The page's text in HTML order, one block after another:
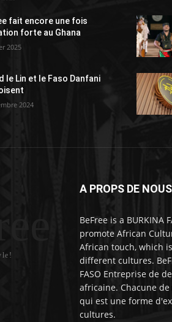
fait encore une fois
forte au Ghana
2025
le Lin et le Faso Danfani
2024
A PROPS DE NOUS
BeFree is a BURKINA
promote African
African touch, which
different cultures.
FASO Entreprise de
africaine. Chacune
qui est une forme
cultures.